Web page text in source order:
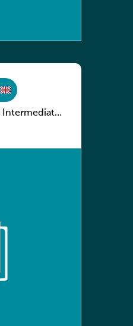
Intermediate
Companion